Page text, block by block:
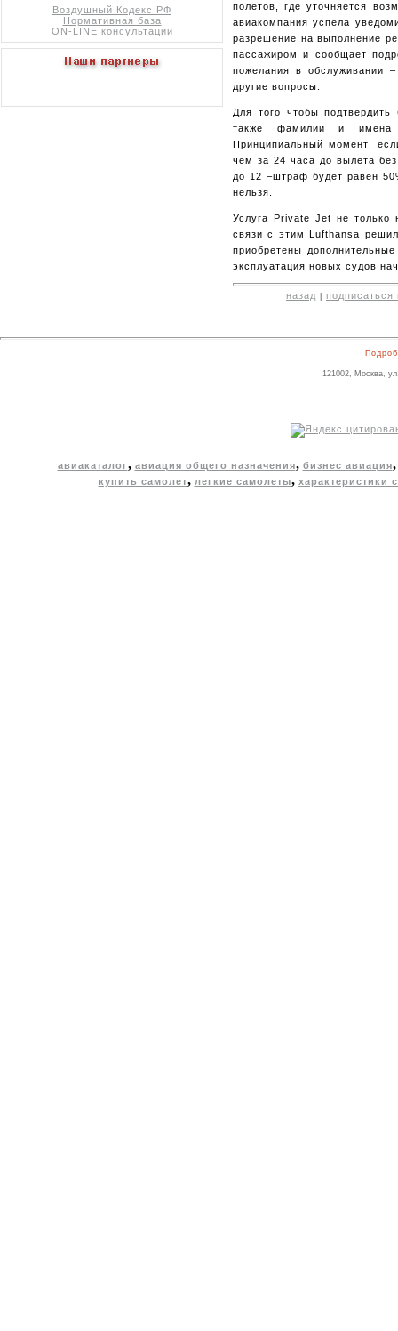
Воздушный Кодекс РФ
Нормативная база
ON-LINE консультации
полетов, где уточняется
авиакомпания успела
разрешение на выполнение
пассажиром и сообщает
пожелания в обслуживании
другие вопросы.
Для того чтобы
также фамилии и имена
Принципиальный момент:
чем за 24 часа до вылета
до 12 –штраф будет равен
нельзя.
Услуга Private Jet не только
связи с этим Lufthansa
приобретены
эксплуатация новых судов
назад подписаться
121002, Москва,
авиакаталог, авиация общего назначения, бизнес авиация
купить самолет, легкие самолеты, характеристики